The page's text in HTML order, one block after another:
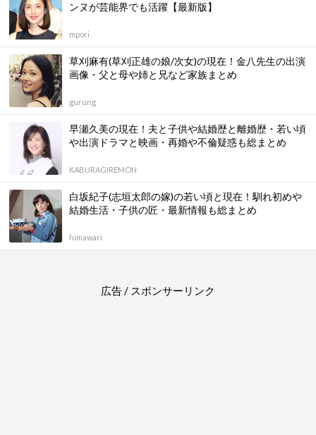
ンヌが芸能界でも活躍【最新版】
mpori
草刈麻有(草刈正雄の娘/次女)の現在！金八先生の出演
画像・父と母や姉と兄など家族まとめ
gurung
早瀬久美の現在！夫と子供や結婚歴と離婚歴・若い頃
や出演ドラマと映画・再婚や不倫疑惑も総まとめ
KABURAGIREMON
白坂紀子(志垣太郎の嫁)の若い頃と現在！馴れ初めや
結婚生活・子供の匠・最新情報も総まとめ
himawari
広告 / スポンサーリンク